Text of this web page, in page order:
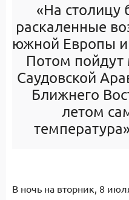
«На столицу
раскаленные
южной Европы
Потом пойдут
Саудовской
Ближнего
летом
В ночь на вторник, 8